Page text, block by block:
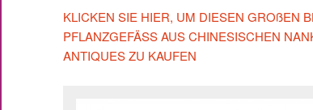
KLICKEN SIE HIER, UM DIESEN GROßEN
PFLANZGEFÄSS AUS CHINESISCHEN
ANTIQUES ZU KAUFEN